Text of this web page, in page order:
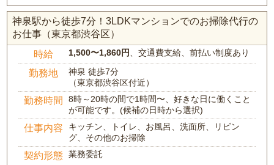
神泉駅から徒歩7分！3LDKマンションでのお掃除代行の
お仕事（東京都渋谷区）
時給 1,500〜1,860円 、交通費支給、前払い制度あり
勤務地
神泉 徒歩7分
（東京都渋谷区付近）
勤務時間
8時～20時の間で1時間〜、好きな日に働くこと
が可能です。(候補の日時から選択)
仕事内容
キッチン、トイレ、お風呂、洗面所、リビン
グ、その他のお掃除
契約形態 業務委託